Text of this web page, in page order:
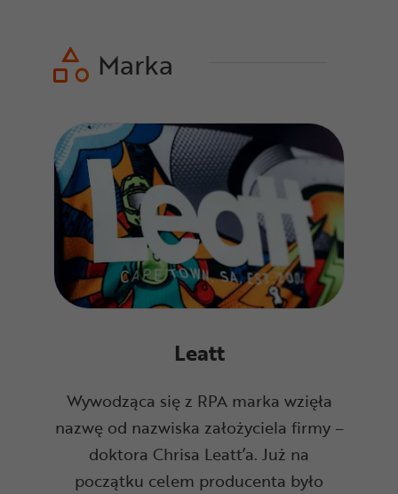
Marka
Leatt
Wywodząca się z RPA marka wzięła
nazwę od nazwiska założyciela firmy –
doktora Chrisa Leatt’a. Już na
początku celem producenta było